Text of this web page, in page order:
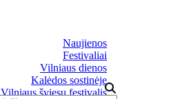
Naujienos
Festivaliai
Vilniaus dienos
Kalėdos sostinėje
Vilniaus šviesų festivalis